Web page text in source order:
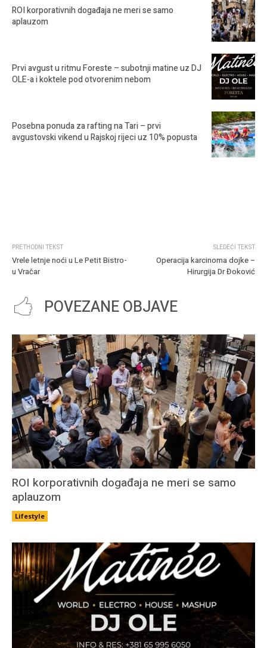
ROI korporativnih događaja ne meri se samo
aplauzom
Prvi avgust u ritmu Foreste – subotnji matine uz DJ
OLE-a i koktele pod otvorenim nebom
Posebna ponuda za rafting na Tari – prvi
avgustovski vikend u Rajskoj rijeci uz 10% popusta
PRETHODNI TEKST
Vrele letnje noći u Le Petit Bistro-
u Vračar
SLEDEĆI TEKST
Operacija karcinoma dojke –
Hirurgija Dr Đoković
POVEZANE OBJAVE
ROI korporativnih događaja ne meri se samo
aplauzom
Lifestyle